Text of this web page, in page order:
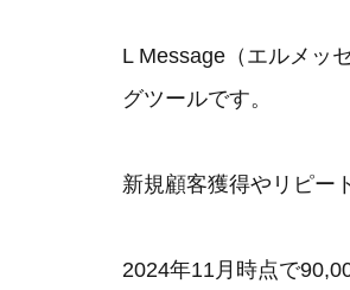
L Message（エルメッ
グツールです。
新規顧客獲得やリピー
2024年11月時点で